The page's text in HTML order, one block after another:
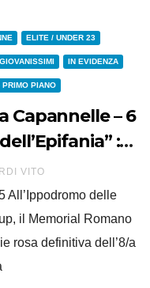
ELITE / UNDER 23
GIOVANISSIMI IN EVIDENZA
PRIMO PIANO
Capannelle – 6
:
d’Italia
VITO
All’Ippodromo delle
il Memorial Romano
rosa definitiva dell’8/a